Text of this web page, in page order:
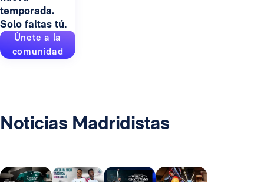
temporada.
Solo faltas tú.
Únete a la
comunidad
Noticias Madridistas